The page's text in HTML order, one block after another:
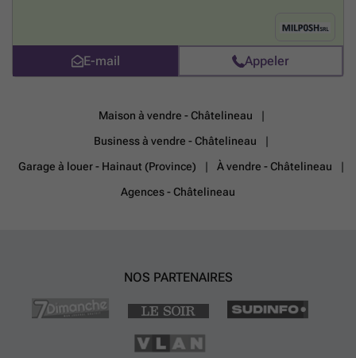
E-mail Appeler
Maison à vendre - Châtelineau
Business à vendre - Châtelineau
Garage à louer - Hainaut (Province)
À vendre - Châtelineau
Agences - Châtelineau
NOS PARTENAIRES